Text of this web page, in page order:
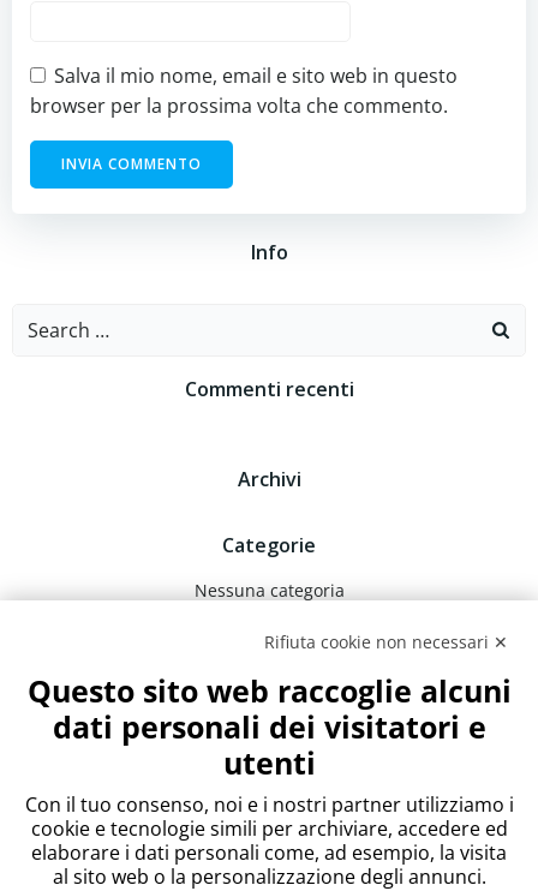
Salva il mio nome, email e sito web in questo
browser per la prossima volta che commento.
Info
Search
Commenti recenti
Archivi
Categorie
Nessuna categoria
Meta
Accedi
Feed dei contenuti
Feed dei commenti
WordPress.org
Rifiuta cookie non necessari ✕
Questo sito web raccoglie alcuni
dati personali dei visitatori e
utenti
Con il tuo consenso, noi e i nostri partner utilizziamo i
cookie e tecnologie simili per archiviare, accedere ed
elaborare i dati personali come, ad esempio, la visita
al sito web o la personalizzazione degli annunci.